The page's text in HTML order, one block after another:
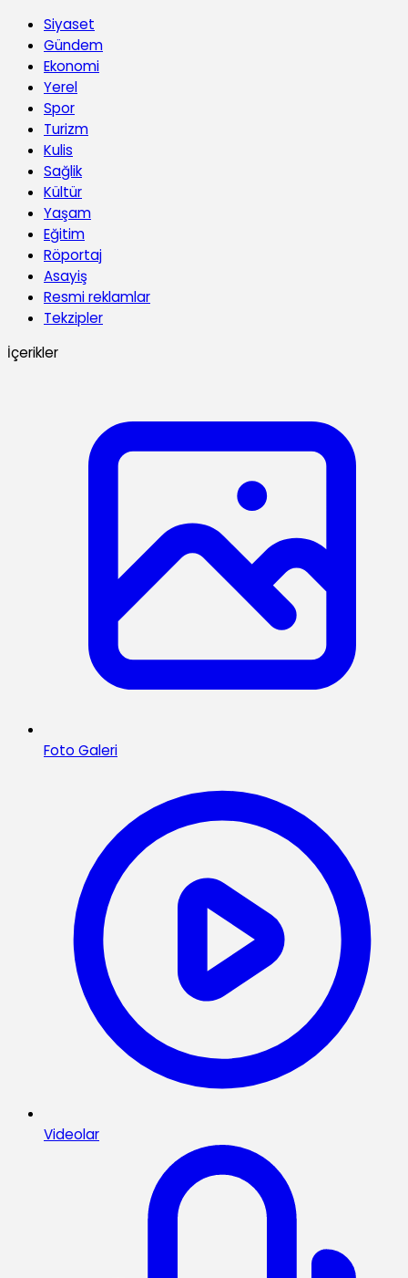
Siyaset
Gündem
Ekonomi
Yerel
Spor
Turizm
Kulis
Sağlik
Kültür
Yaşam
Eğitim
Röportaj
Asayiş
Resmi reklamlar
Tekzipler
İçerikler
Foto Galeri
Videolar